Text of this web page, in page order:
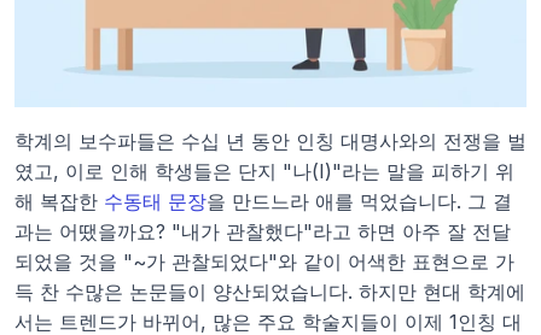
학계의 보수파들은 수십 년 동안 인칭 대명사와의 전쟁을 벌
였고, 이로 인해 학생들은 단지 "나(I)"라는 말을 피하기 위
해 복잡한 수동태 문장을 만드느라 애를 먹었습니다. 그 결
과는 어땠을까요? "내가 관찰했다"라고 하면 아주 잘 전달
되었을 것을 "~가 관찰되었다"와 같이 어색한 표현으로 가
득 찬 수많은 논문들이 양산되었습니다. 하지만 현대 학계에
서는 트렌드가 바뀌어, 많은 주요 학술지들이 이제 1인칭 대